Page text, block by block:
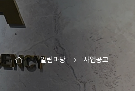
알림마당 사업공고